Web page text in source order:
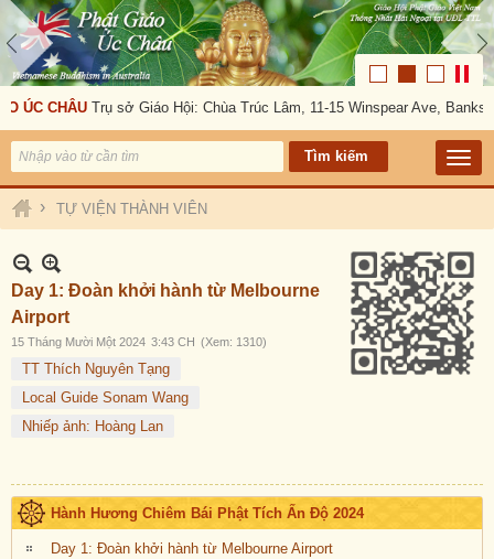
CHÂU Trụ sở Giáo Hội: Chùa Trúc Lâm, 11-15 Winspear Ave,
› TỰ VIỆN THÀNH VIÊN
Day 1: Đoàn khởi hành từ Melbourne
Airport
15 Tháng Mười Một 2024 3:43 CH (Xem: 1310)
TT Thích Nguyên Tạng
Local Guide Sonam Wang
Nhiếp ảnh: Hoàng Lan
Hành Hương Chiêm Bái Phật Tích Ấn Độ 2024
Day 1: Đoàn khởi hành từ Melbourne Airport